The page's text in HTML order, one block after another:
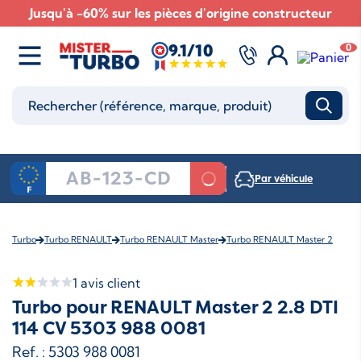
Jusqu'à -60% sur les pièces d'origine constructeur
9.1/10 0
Par véhicule
Turbo Turbo RENAULT Turbo RENAULT Master Turbo RENAULT Master 2
1 avis client
Turbo pour RENAULT Master 2 2.8 DTI
114 CV 5303 988 0081
Ref. : 5303 988 0081